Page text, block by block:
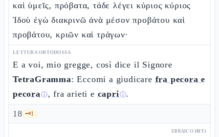
καὶ ὑμεῖς, πρόβατα, τάδε λέγει κύριος κύριος
Ἰδοὺ ἐγὼ διακρινῶ ἀνὰ μέσον προβάτου καὶ
προβάτου, κριῶν καὶ τράγων·
LETTURA ORTODOSSA
E a voi, mio gregge, così dice il Signore
TetraGramma: Eccomi a giudicare fra pecora e
pecoraⓘ, fra arieti e capriⓘ.
18 🗝️1
EBRAICO (MT)